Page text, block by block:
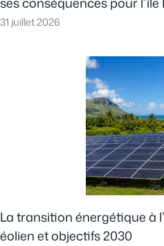
31 juillet 2026
La transition énergétique à
éolien et objectifs 2030